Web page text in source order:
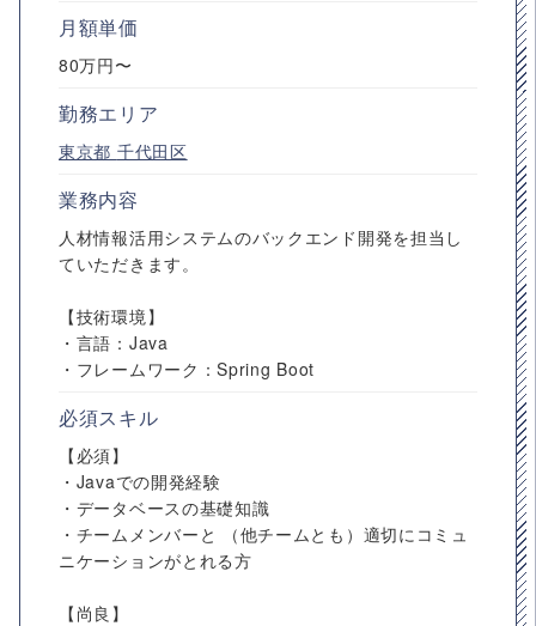
月額単価
80万円〜
勤務エリア
東京都 千代田区
業務内容
人材情報活用システムのバックエンド開発を担当し
ていただきます。
【技術環境】
・言語：Java
・フレームワーク：Spring Boot
必須スキル
【必須】
・Javaでの開発経験
・データベースの基礎知識
・チームメンバーと （他チームとも）適切にコミュ
ニケーションがとれる方
【尚良】